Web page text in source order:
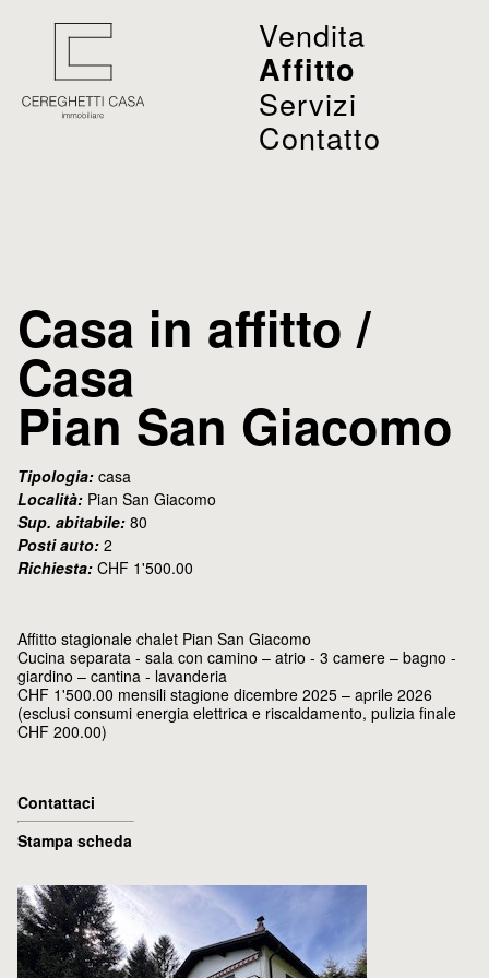
Vendita
Affitto
Servizi
Contatto
Casa in affitto /
Casa
Pian San Giacomo
Tipologia: casa
Località: Pian San Giacomo
Sup. abitabile: 80
Posti auto: 2
Richiesta: CHF 1'500.00
Affitto stagionale chalet Pian San Giacomo
Cucina separata - sala con camino – atrio - 3 camere – bagno -
giardino – cantina - lavanderia
CHF 1'500.00 mensili stagione dicembre 2025 – aprile 2026
(esclusi consumi energia elettrica e riscaldamento, pulizia finale
CHF 200.00)
Contattaci
Stampa scheda